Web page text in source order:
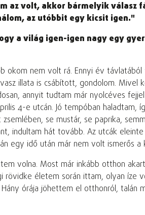
volt, akkor bármelyik válasz
az utóbbit egy kicsit igen."
a világ igen-igen nagy egy
nem volt rá. Ennyi év
illata is csábított, gondolom.
annyit tudtam már nyolcéves
4-e utcán. Jó tempóban
se mustár, se paprika,
indultam hát tovább. Az utcák
egy idő után már nem volt ismerős a
volna. Most már inkább otthon
életem során ittam, olyan íze
órája jöhettem el otthonról, talán